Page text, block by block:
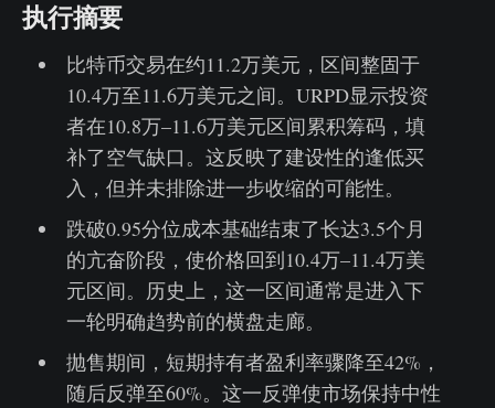
执行摘要
比特币交易在约11.2万美元，区间整固于
10.4万至11.6万美元之间。URPD显示投资
者在10.8万–11.6万美元区间累积筹码，填
补了空气缺口。这反映了建设性的逢低买
入，但并未排除进一步收缩的可能性。
跌破0.95分位成本基础结束了长达3.5个月
的亢奋阶段，使价格回到10.4万–11.4万美
元区间。历史上，这一区间通常是进入下
一轮明确趋势前的横盘走廊。
抛售期间，短期持有者盈利率骤降至42%，
随后反弹至60%。这一反弹使市场保持中性